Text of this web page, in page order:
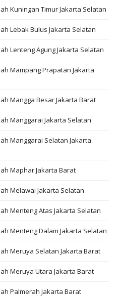
Kuningan Timur Jakarta Selatan
Lebak Bulus Jakarta Selatan
Lenteng Agung Jakarta Selatan
Mampang Prapatan Jakarta
Mangga Besar Jakarta Barat
Manggarai Jakarta Selatan
Manggarai Selatan Jakarta
Maphar Jakarta Barat
Melawai Jakarta Selatan
Menteng Atas Jakarta Selatan
Menteng Dalam Jakarta Selatan
Meruya Selatan Jakarta Barat
Meruya Utara Jakarta Barat
Palmerah Jakarta Barat